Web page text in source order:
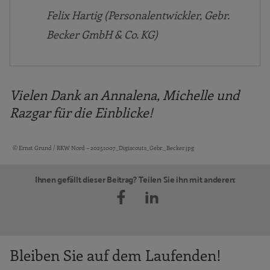
Felix Hartig (Personalentwickler, Gebr.
Becker GmbH & Co. KG)
Vielen Dank an Annalena, Michelle und
Razgar für die Einblicke!
Bildquellen und Copyright-Hinweise
© Ernst Grund / RKW Nord – 20251007_Digiscouts_Gebr._Becker.jpg
Ihnen gefällt dieser Beitrag? Teilen Sie ihn mit anderen:
Bleiben Sie auf dem Laufenden!